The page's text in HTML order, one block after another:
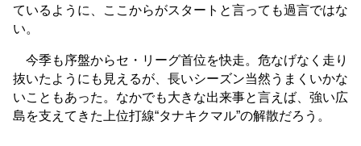
ているように、ここからがスタートと言っても過言ではな
い。
今季も序盤からセ・リーグ首位を快走。危なげなく走り
抜いたようにも見えるが、長いシーズン当然うまくいかな
いこともあった。なかでも大きな出来事と言えば、強い広
島を支えてきた上位打線“タナキクマル”の解散だろう。